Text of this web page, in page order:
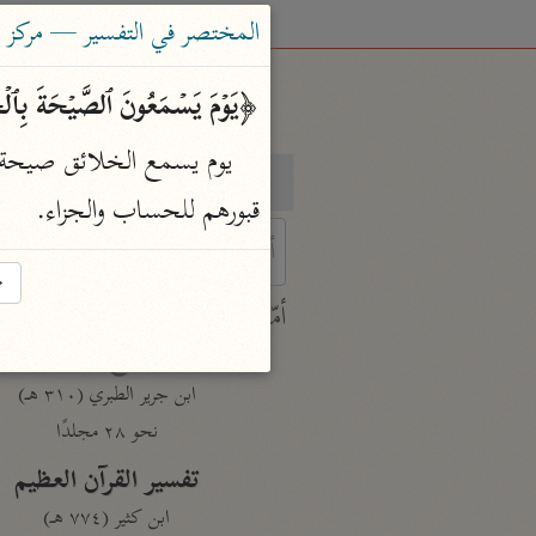
بحث تفسير
characters for results.
أمّهات
ابن جرير الطبري (٣١٠ هـ)
نحو ٢٨ مجلدًا
تفسير القرآن العظيم
ابن كثير (٧٧٤ هـ)
المختصر في التفسير — مركز
﴿یَوۡمَ یَسۡمَعُونَ ٱلصَّیۡحَةَ
قبورهم للحساب والجزاء.